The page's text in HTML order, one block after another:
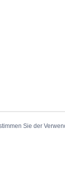
Sie der